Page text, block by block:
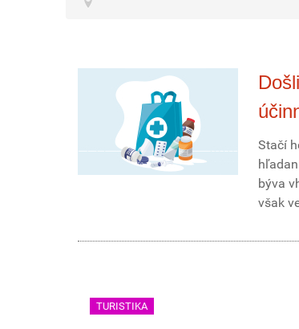
Stačí
býva
však
TURISTIKA